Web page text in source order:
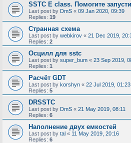
SSTC E class. Помогите
Last post by DmS « 09 Jan 2020, 09:39
Replies: 19
Странная схема
Last post by webkirov « 21 Dec 2019,
Replies: 2
Осцилл для sstc
Last post by super_bum « 23 Sep 2019,
Replies: 1
Расчёт GDT
Last post by korshyn « 22 Jul 2019, 01:23
Replies: 5
DRSSTC
Last post by DmS « 21 May 2019, 08:11
Replies: 6
Наполнение двух емкостей
Last post by tal « 11 May 2019, 20:16
Replies: 6